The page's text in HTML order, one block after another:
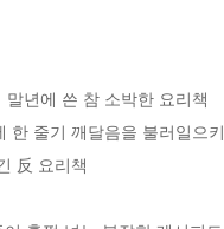
년에 쓴 참 소박한 요리책
한 줄기 깨달음을 불러일으
反 요리책